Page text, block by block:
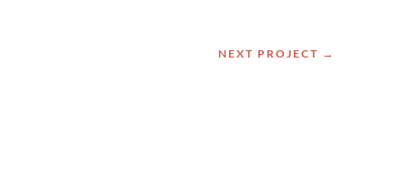
NEXT PROJECT →